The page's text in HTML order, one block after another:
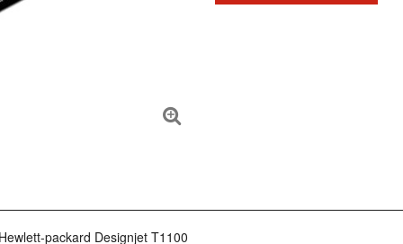
packard Designjet T1100